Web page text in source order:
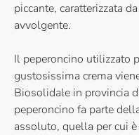
piccante, caratterizzata
avvolgente.
Il peperoncino utilizzato
gustosissima crema
Biosolidale in provincia
peperoncino fa parte
assoluto, quella per cui